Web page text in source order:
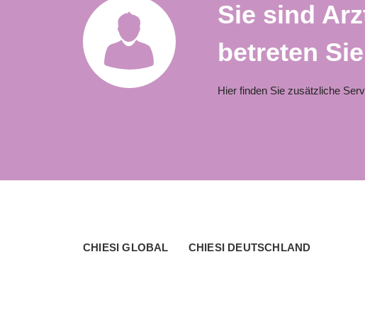
Sie sind
betreten
Hier finden Sie zusätzliche
CHIESI GLOBAL CHIESI DEUTSCHLAND